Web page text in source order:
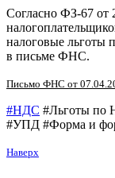
Согласно ФЗ-67 от
налоговые льготы
в письме ФНС.
Письмо ФНС от
#НДС #Льготы по
#УПД #Форма и
Наверх